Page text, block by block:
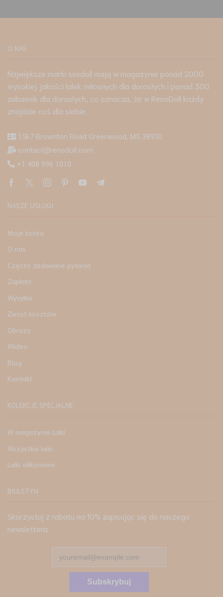
O NAS
Największe marki sexdoll mają w magazynie ponad 2000
wysokiej jakości lalek miłosnych dla dorosłych i ponad 300
zabawek dla dorosłych, co oznacza, że w RenoDoll każdy
znajdzie coś dla siebie.
1567 Brownton Road Greenwood, MS 38930
contact@renodoll.com
+1 408 996 1010
NASZE USŁUGI
Moje konto
O nas
Często zadawane pytania
Zapłata
Wysyłka
Zwrot kosztów
Obrazy
Wideo
Blog
Kontakt
KOLEKCJE SPECJALNE
W magazynie Lalki
Wszystkie lalki
Lalki silikonowe
BIULETYN
Skorzystaj z rabatu na 10% zapisując się do naszego
newslettera
Subskrybuj